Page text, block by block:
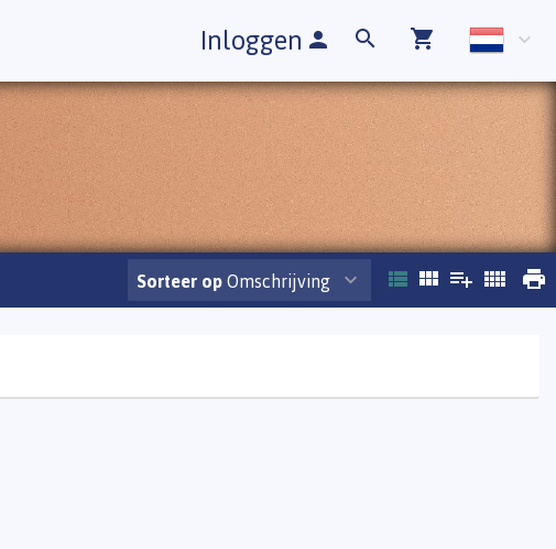
Inloggen
Sorteer op Omschrijving